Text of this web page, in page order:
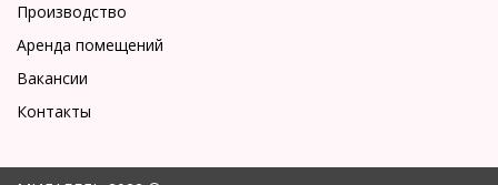
Производство
Аренда помещений
Вакансии
Контакты